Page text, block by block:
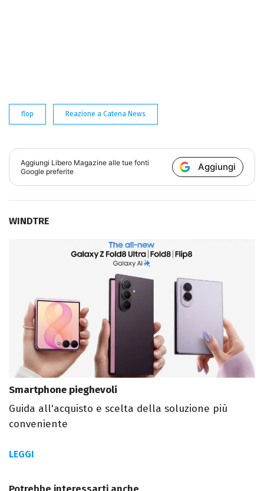
flop Reazione a Catena News
Aggiungi Libero Magazine alle tue fonti
Google preferite
Aggiungi
WINDTRE
Smartphone pieghevoli
Guida all'acquisto e scelta della soluzione più
conveniente
LEGGI